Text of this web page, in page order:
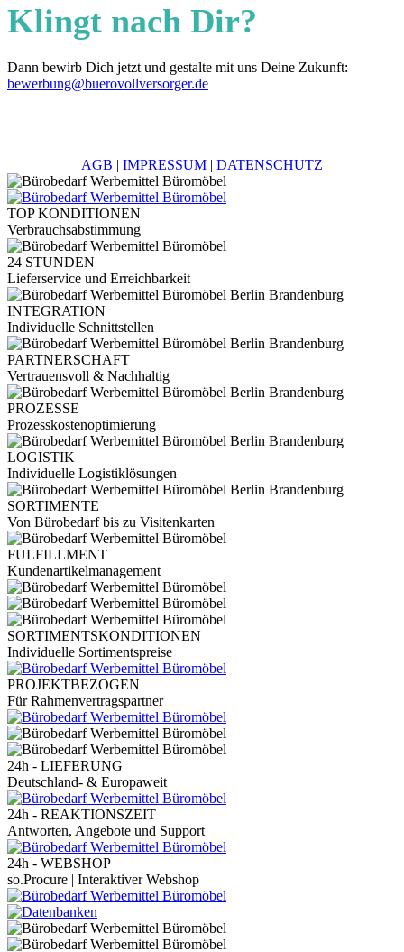
Klingt nach Dir?
Dann bewirb Dich jetzt und gestalte mit uns Deine Zukunft:
bewerbung@buerovollversorger.de
AGB | IMPRESSUM | DATENSCHUTZ
TOP KONDITIONEN
Verbrauchsabstimmung
24 STUNDEN
Lieferservice und Erreichbarkeit
INTEGRATION
Individuelle Schnittstellen
PARTNERSCHAFT
Vertrauensvoll & Nachhaltig
PROZESSE
Prozesskostenoptimierung
LOGISTIK
Individuelle Logistiklösungen
SORTIMENTE
Von Bürobedarf bis zu Visitenkarten
FULFILLMENT
Kundenartikelmanagement
SORTIMENTSKONDITIONEN
Individuelle Sortimentspreise
PROJEKTBEZOGEN
Für Rahmenvertragspartner
24h - LIEFERUNG
Deutschland- & Europaweit
24h - REAKTIONSZEIT
Antworten, Angebote und Support
24h - WEBSHOP
so.Procure | Interaktiver Webshop